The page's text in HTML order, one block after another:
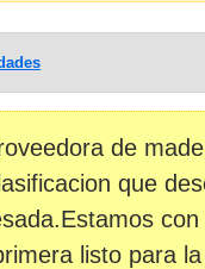
de
que
listo para